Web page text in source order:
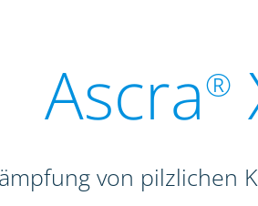
Ascra®
von pilzlichen